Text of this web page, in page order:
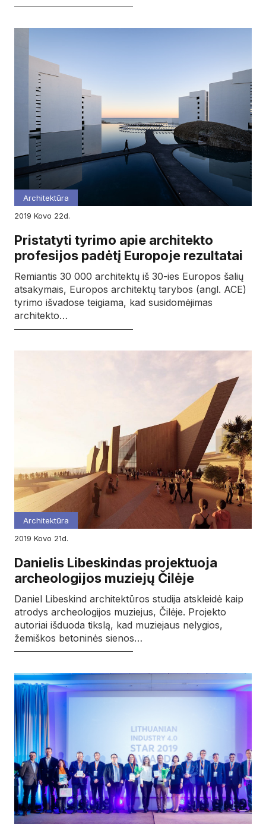
Architektūra
2019
kovo 22d.
Pristatyti tyrimo apie architekto
profesijos padėtį Europoje rezultatai
Remiantis 30 000 architektų iš 30-ies Europos šalių
atsakymais, Europos architektų tarybos (angl. ACE)
tyrimo išvadose teigiama, kad susidomėjimas
architekto…
Architektūra
2019
kovo 21d.
Danielis Libeskindas projektuoja
archeologijos muziejų Čilėje
Daniel Libeskind architektūros studija atskleidė kaip
atrodys archeologijos muziejus, Čilėje. Projekto
autoriai išduoda tikslą, kad muziejaus nelygios,
žemiškos betoninės sienos…